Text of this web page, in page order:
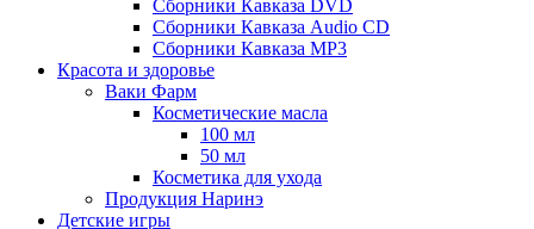
Сборники Кавказа DVD
Сборники Кавказа Audio CD
Сборники Кавказа MP3
Красота и здоровье
Ваки Фарм
Косметические масла
100 мл
50 мл
Косметика для ухода
Продукция Наринэ
Детские игры